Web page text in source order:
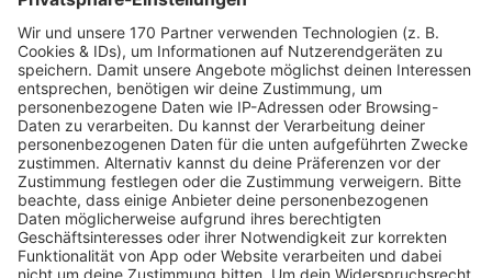
FAQ: Die häufigsten
Fragen
Kann ich auch mit einem
Informatik-Master einsteigen?
Muss ich nach Karlsruhe ziehen?